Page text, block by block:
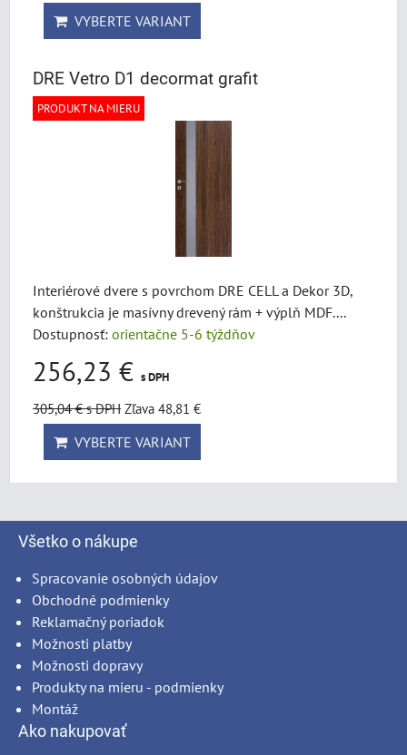
VYBERTE VARIANT
DRE Vetro D1 decormat grafit
PRODUKT NA MIERU
Interiérové dvere s povrchom DRE CELL a Dekor 3D,
konštrukcia je masívny drevený rám + výplň MDF....
Dostupnosť: orientačne 5-6 týždňov
256,23 € s DPH
305,04 €s DPH Zľava 48,81 €
VYBERTE VARIANT
Všetko o nákupe
Spracovanie osobných údajov
Obchodné podmienky
Reklamačný poriadok
Možnosti platby
Možnosti dopravy
Produkty na mieru - podmienky
Montáž
Ako nakupovať